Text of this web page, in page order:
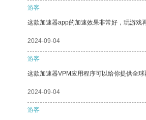
游客
这款加速器app的加速效果非常好，玩游戏
2024-09-04
游客
这款加速器VPM应用程序可以给你提供全球
2024-09-04
游客